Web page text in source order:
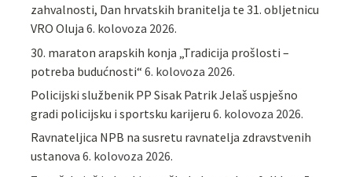
zahvalnosti, Dan hrvatskih branitelja te 31. obljetnicu
VRO Oluja 6. kolovoza 2026.
30. maraton arapskih konja „Tradicija prošlosti –
potreba budućnosti“ 6. kolovoza 2026.
Policijski službenik PP Sisak Patrik Jelaš uspješno
gradi policijsku i sportsku karijeru 6. kolovoza 2026.
Ravnateljica NPB na susretu ravnatelja zdravstvenih
ustanova 6. kolovoza 2026.